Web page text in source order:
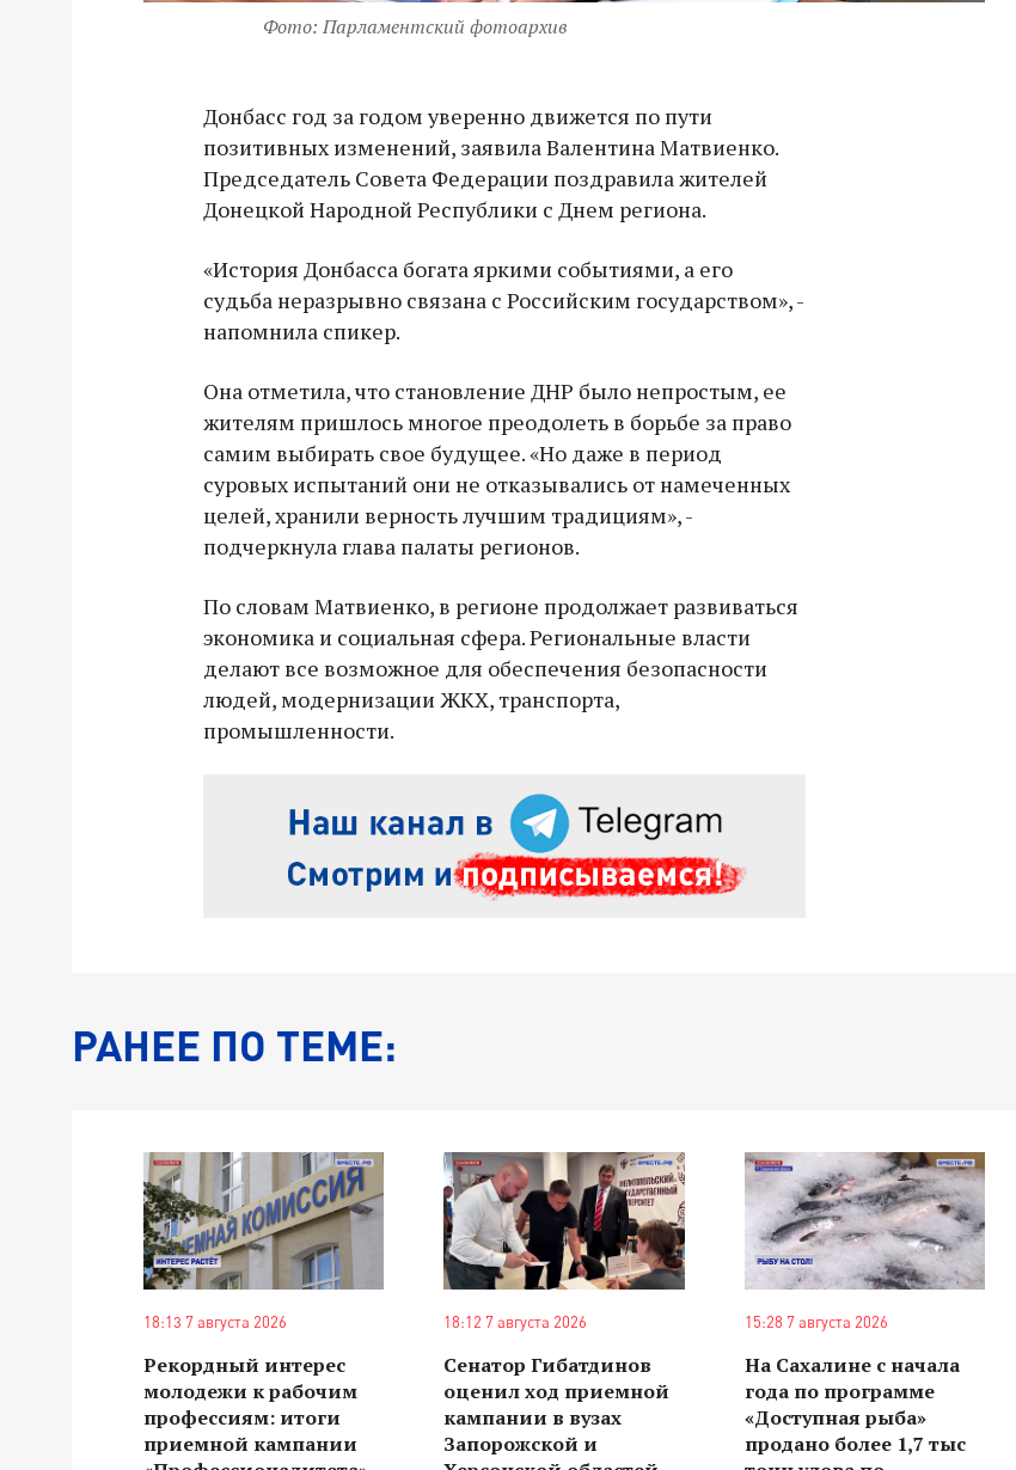
Фото: Парламентский фотоархив
Донбасс год за годом уверенно движется по пути
позитивных изменений, заявила Валентина Матвиенко.
Председатель Совета Федерации поздравила жителей
Донецкой Народной Республики с Днем региона.
«История Донбасса богата яркими событиями, а его
судьба неразрывно связана с Российским государством», -
напомнила спикер.
Она отметила, что становление ДНР было непростым, ее
жителям пришлось многое преодолеть в борьбе за право
самим выбирать свое будущее. «Но даже в период
суровых испытаний они не отказывались от намеченных
целей, хранили верность лучшим традициям», -
подчеркнула глава палаты регионов.
По словам Матвиенко, в регионе продолжает развиваться
экономика и социальная сфера. Региональные власти
делают все возможное для обеспечения безопасности
людей, модернизации ЖКХ, транспорта,
промышленности.
РАНЕЕ ПО ТЕМЕ:
18:13 7 августа 2026
Рекордный интерес
молодежи к рабочим
профессиям: итоги
приемной кампании
18:12 7 августа 2026
Сенатор Гибатдинов
оценил ход приемной
кампании в вузах
Запорожской и
15:28 7 августа 2026
На Сахалине с начала
года по программе
«Доступная рыба»
продано более 1,7 тыс
Владимир Якушев передал бойцам
СВО дроны и технику связи
18:30 10 сентября 2025
для бойцов СВО с самого начала